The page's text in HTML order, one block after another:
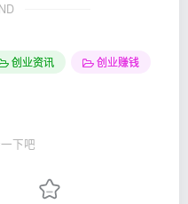
创业资讯
创业赚钱
下吧